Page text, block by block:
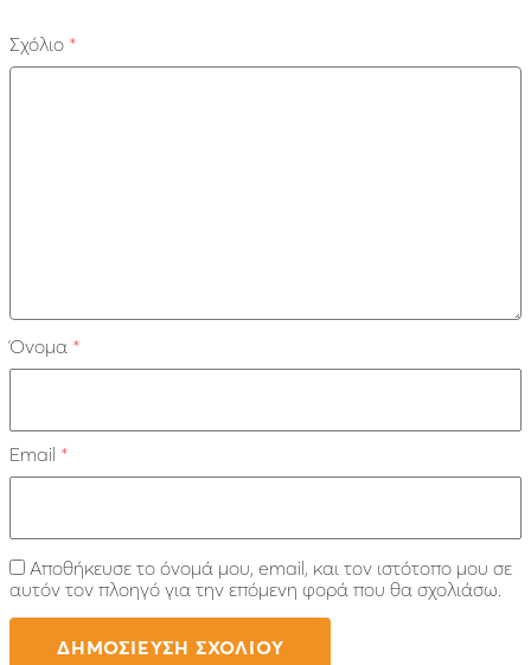
Σχόλιο *
Όνομα *
Email *
Αποθήκευσε το όνομά μου, email, και τον ιστότοπο μου σε
αυτόν τον πλοηγό για την επόμενη φορά που θα σχολιάσω.